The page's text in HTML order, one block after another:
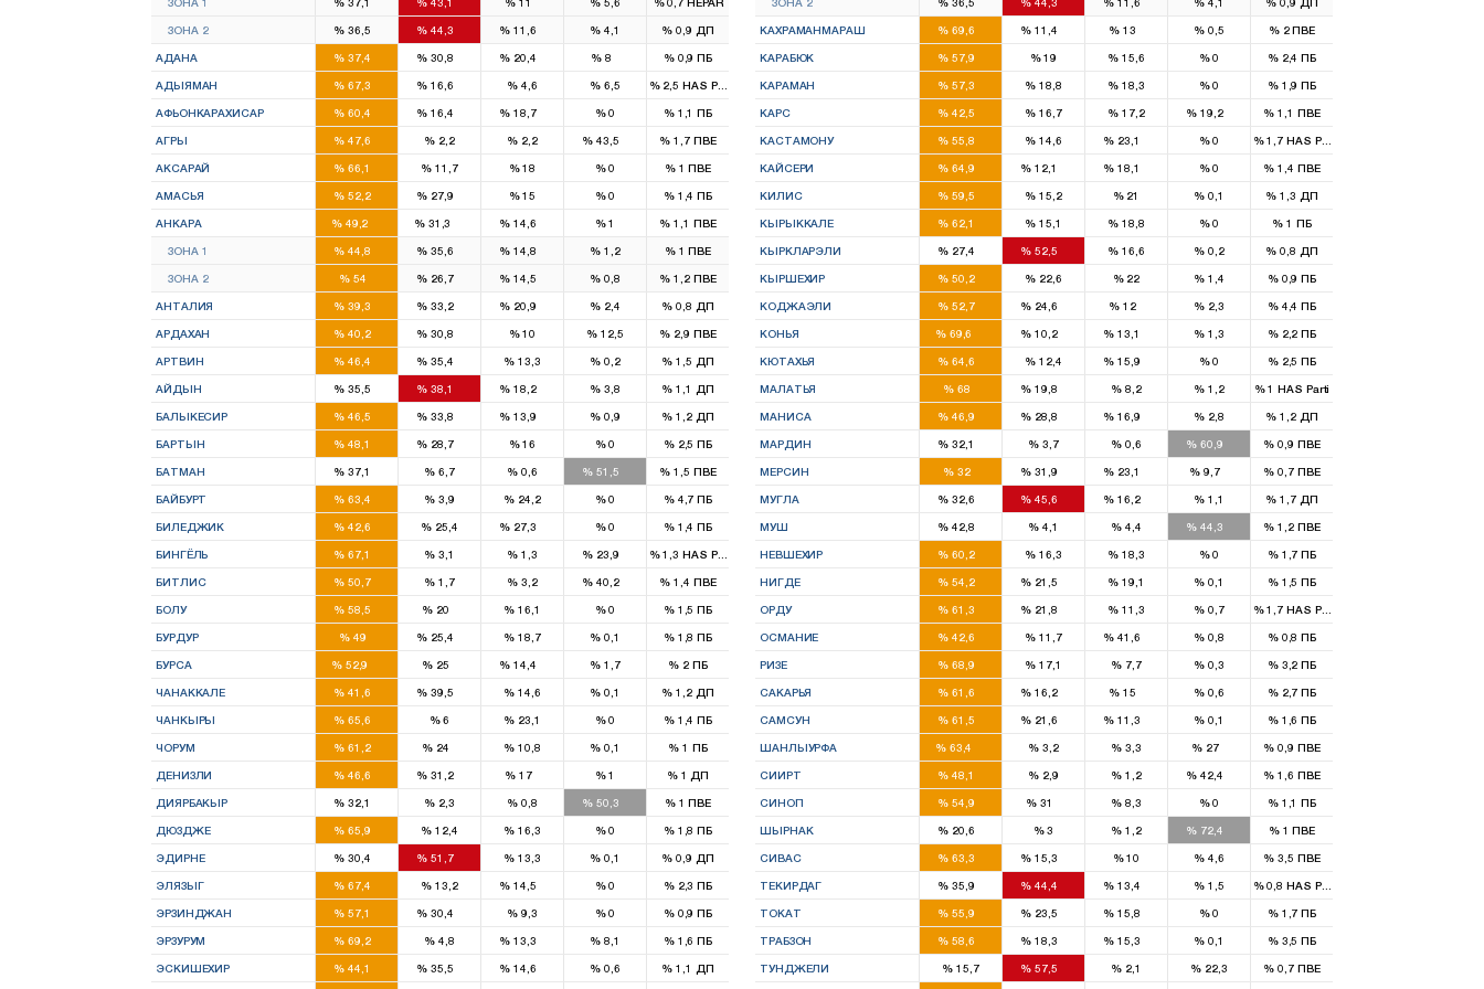
ЗОНА 2 % 36,5 % 44,3 % 11,6 % 4,1 % 0,9 ДП
АДАНА % 37,4 % 30,8 % 20,4 %8
1
%0,9ПБ
АДЫЯМАН % 67,3 % 16,6 % 4,6 % 6,5 %2,5 HAS Parti
АФЬОНКАРАХИСАР % 60,4 % 16,4 % 18,7 %0 %1,1ПБ
АГРЫ % 47,6 % 2,2 % 2,2 % 43,5 % 1,7 ПВЕ
АКСАРАЙ % 66,1 % 11,7 %18 %0 %1ПВЕ
АМАСЬЯ % 52,2 % 27,9 %15 %0 %1,4ПБ
АНКАРА %49,2 %31,3 % 14,6 %1 % 1,1 ПВЕ
ЗОНА 1 % 44,8 % 35,6 % 14,8 % 1,2 %1ПВЕ
ЗОНА 2 %54
9
% 26,7 % 14,5 % 0,8 % 1,2 ПВЕ
АНТАЛИЯ % 39,3 % 33,2 % 20,9 % 2,4 % 0,8 ДП
АРДАХАН % 40,2 % 30,8 %10 % 12,5 % 2,9 ПВЕ
АРТВИН % 46,4 % 35,4 % 13,3 % 0,2 % 1,5 ДП
АЙДЫН % 35,5 % 38,1 % 18,2
1
% 3,8 % 1,1 ДП
БАЛЫКЕСИР % 46,5 % 33,8 % 13,9 % 0,9 % 1,2 ДП
БАРТЫН % 48,1 % 28,7 %16 %0 %2,5ПБ
БАТМАН % 37,1 % 6,7 % 0,6 % 51,5 % 1,5 ПВЕ
БАЙБУРТ % 63,4 % 3,9 % 24,2 %0 %4,7ПБ
БИЛЕДЖИК % 42,6 % 25,4 % 27,3
1
%0 %1,4ПБ
БИНГЁЛЬ % 67,1 % 3,1 % 1,3 % 23,9 %1,3 HAS Parti
БИТЛИС % 50,7 % 1,7 % 3,2 % 40,2 % 1,4 ПВЕ
БОЛУ % 58,5 %20
1
% 16,1 %0 %1,5ПБ
БУРДУР %49
2
% 25,4 % 18,7 % 0,1 %1,8ПБ
БУРСА %52,9 %25 % 14,4 % 1,7 % 2 ПБ
ЧАНАККАЛЕ % 41,6 % 39,5 % 14,6 % 0,1 % 1,2 ДП
ЧАНКЫРЫ % 65,6 %6 % 23,1 %0 %1,4ПБ
ЧОРУМ % 61,2 %24 % 10,8 % 0,1 % 1 ПБ
ДЕНИЗЛИ % 46,6 % 31,2 %17
1
%1 %1 ДП
ДИЯРБАКЫР % 32,1 % 2,3 % 0,8 % 50,3 %1ПВЕ
ДЮЗДЖЕ % 65,9 % 12,4 % 16,3 %0 %1,8ПБ
ЭДИРНЕ % 30,4 % 51,7 % 13,3 % 0,1 % 0,9 ДП
ЭЛЯЗЫГ % 67,4 % 13,2 % 14,5
1
%0 %2,3ПБ
ЭРЗИНДЖАН % 57,1 % 30,4
1
% 9,3 %0 %0,9ПБ
ЭРЗУРУМ % 69,2 % 4,8 % 13,3 % 8,1 %1,6ПБ
ЭСКИШЕХИР % 44,1 % 35,5 % 14,6 % 0,6 % 1,1 ДП
КАХРАМАНМАРАШ % 69,6 % 11,4 %13
1
% 0,5 %2ПВЕ
КАРАБЮК % 57,9 %19 % 15,6 %0 %2,4ПБ
КАРАМАН % 57,3 % 18,8 % 18,3 %0 %1,9ПБ
КАРС % 42,5 % 16,7 % 17,2 % 19,2 % 1,1 ПВЕ
КАСТАМОНУ % 55,8 % 14,6 % 23,1
1
%0 %1,7 HAS Parti
КАЙСЕРИ % 64,9 % 12,1
1
% 18,1 %0 % 1,4 ПВЕ
КИЛИС % 59,5 % 15,2 %21 % 0,1 % 1,3 ДП
КЫРЫККАЛЕ % 62,1 % 15,1 % 18,8 %0 % 1 ПБ
КЫРКЛАРЭЛИ % 27,4 % 52,5 % 16,6 % 0,2 % 0,8 ДП
КЫРШЕХИР % 50,2 % 22,6 %22 % 1,4 %0,9ПБ
КОДЖАЭЛИ % 52,7 % 24,6
3
%12
1
% 2,3 %4,4ПБ
КОНЬЯ %69,6 % 10,2 % 13,1 % 1,3 %2,2ПБ
КЮТАХЬЯ % 64,6 % 12,4 % 15,9 %0 %2,5ПБ
МАЛАТЬЯ %68
5
% 19,8 % 8,2 % 1,2 %1HAS Parti
МАНИСА % 46,9 % 28,8 % 16,9 % 2,8 % 1,2 ДП
МАРДИН % 32,1 % 3,7 % 0,6 % 60,9 % 0,9 ПВЕ
МЕРСИН %32 % 31,9 % 23,1 % 9,7 % 0,7 ПВЕ
МУГЛА % 32,6 % 45,6 % 16,2 % 1,1 % 1,7 ДП
МУШ % 42,8 % 4,1 % 4,4 % 44,3 % 1,2 ПВЕ
НЕВШЕХИР % 60,2 % 16,3 % 18,3 %0 %1,7ПБ
НИГДЕ % 54,2 % 21,5
1
% 19,1 % 0,1 %1,5ПБ
ОРДУ % 61,3 % 21,8 % 11,3 % 0,7 %1,7 HAS Parti
ОСМАНИЕ % 42,6 % 11,7 % 41,6
2
% 0,8 %0,8ПБ
РИЗЕ % 68,9 % 17,1 % 7,7 % 0,3 %3,2ПБ
САКАРЬЯ % 61,6 % 16,2 %15
1
% 0,6 %2,7ПБ
САМСУН % 61,5 % 21,6 % 11,3 % 0,1 %1,6ПБ
ШАНЛЫУРФА %63,4 % 3,2 % 3,3 %27 % 0,9 ПВЕ
СИИРТ % 48,1 % 2,9 % 1,2 % 42,4 % 1,6 ПВЕ
СИНОП % 54,9 %31
1
% 8,3 %0 %1,1ПБ
ШЫРНАК % 20,6 %3 % 1,2 % 72,4 %1ПВЕ
СИВАС % 63,3 % 15,3 %10 % 4,6 % 3,5 ПВЕ
ТЕКИРДАГ % 35,9 % 44,4 % 13,4 % 1,5 %0,8 HAS Parti
ТОКАТ % 55,9 % 23,5 % 15,8 %0 %1,7ПБ
ТРАБЗОН % 58,6 % 18,3 % 15,3 % 0,1 %3,5ПБ
ТУНДЖЕЛИ % 15,7 % 57,5 % 2,1 % 22,3 % 0,7 ПВЕ